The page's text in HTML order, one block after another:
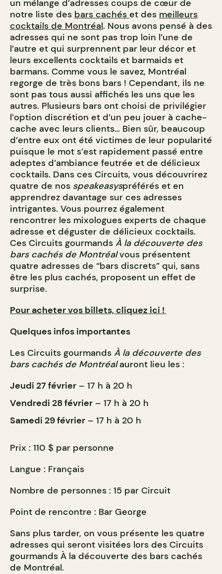
un mélange d’adresses coups de cœur de
notre liste des bars cachés et des meilleurs
cocktails de Montréal. Nous avons pensé à des
adresses qui ne sont pas trop loin l’une de
l’autre et qui surprennent par leur décor et
leurs excellents cocktails et barmaids et
barmans. Comme vous le savez, Montréal
regorge de très bons bars ! Cependant, ils ne
sont pas tous aussi affichés les uns que les
autres. Plusieurs bars ont choisi de privilégier
l’option discrétion et d’un peu jouer à cache-
cache avec leurs clients… Bien sûr, beaucoup
d’entre eux ont été victimes de leur popularité
puisque le mot s’est rapidement passé entre
adeptes d’ambiance feutrée et de délicieux
cocktails. Dans ces Circuits, vous découvrirez
quatre de nos speakeasyspréférés et en
apprendrez davantage sur ces adresses
intrigantes. Vous pourrez également
rencontrer les mixologues experts de chaque
adresse et déguster de délicieux cocktails.
Ces Circuits gourmands À la découverte des
bars cachés de Montréalvous présentent
quatre adresses de “bars discrets” qui, sans
être les plus cachés, proposent un effet de
surprise.
Pour acheter vos billets, cliquez ici !
Quelques infos importantes
Les Circuits gourmands À la découverte des
bars cachés de Montréalauront lieu les :
Jeudi 27 février – 17 h à 20 h
Vendredi 28 février – 17 h à 20 h
Samedi 29 février – 17 h à 20 h
Prix : 110 $ par personne
Langue : Français
Nombre de personnes : 15 par Circuit
Point de rencontre : Bar George
Sans plus tarder, on vous présente les quatre
adresses qui seront visitées lors des Circuits
gourmands À la découverte des bars cachés
de Montréal.